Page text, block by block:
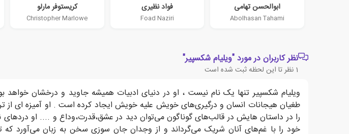
ابوالحسن تهامی
Abolhasan Tahami
فواد نظیری
Foad Naziri
کریستوفر مارلو
Christopher Marlowe
نظر کاربران در مورد "ویلیام شکسپیر"
1 نظر تا این لحظه ثبت شده است
ویلیام شکسپیر تنها یک نام نیست ، او در دنیای ادبیات همیشه جاوید و درخشان
طغیان هیجانات انسان و درگیری‌های خویش علیه خویش ایجاد کرده است . او آمیزه ای
را در داستان هایش در قالب‌های گوناگون می‌توان دید در عشق،قدرت،وداع و .... او
خود را با غم‌های آنان شریک می‌گرداند و از وجدان جان سوزی سخن به زبان می‌آورد